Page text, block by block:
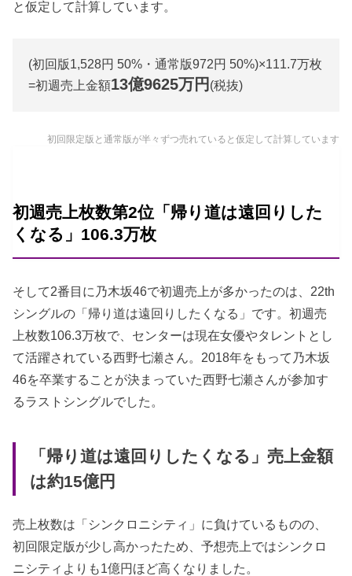
と仮定して計算しています。
(初回版1,528円 50%・通常版972円 50%)×111.7万枚
=初週売上金額13億9625万円 (税抜)
初回限定版と通常版が半々ずつ売れていると仮定して計算しています
初週売上枚数第2位「帰り道は遠回りした
くなる」106.3万枚
そして2番目に乃木坂46で初週売上が多かったのは、22th
シングルの「帰り道は遠回りしたくなる」です。初週売
上枚数106.3万枚で、センターは現在女優やタレントとし
て活躍されている西野七瀬さん。2018年をもって乃木坂
46を卒業することが決まっていた西野七瀬さんが参加す
るラストシングルでした。
「帰り道は遠回りしたくなる」売上金額
は約15億円
売上枚数は「シンクロニシティ」に負けているものの、
初回限定版が少し高かったため、予想売上ではシンクロ
ニシティよりも1億円ほど高くなりました。